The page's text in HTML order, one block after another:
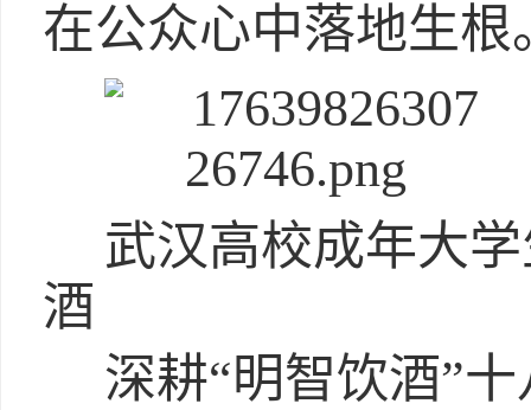
在公众心中落地生根
武汉高校成年大
酒
深耕“明智饮酒”